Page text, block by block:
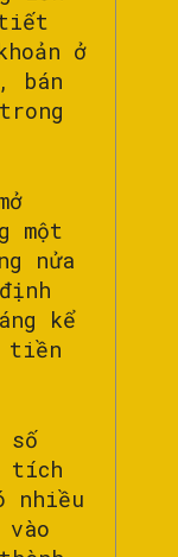
tiết
ở
bán
một
nửa
kể
tiền
số
tích
nhiều